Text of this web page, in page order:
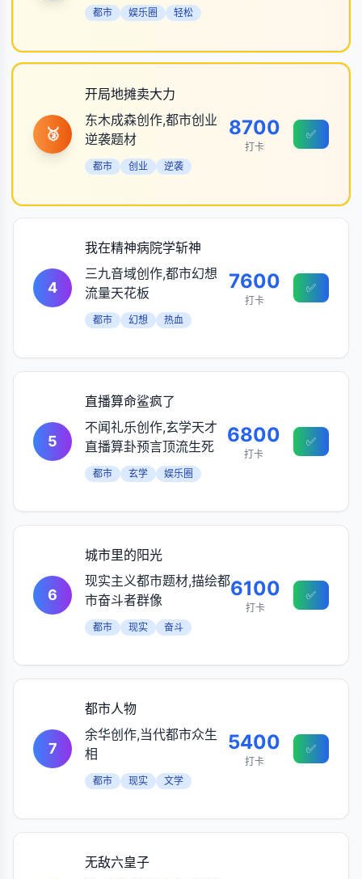
都市 娱乐圈 轻松
🥉
开局地摊卖大力
东木成森创作,都市创业
逆袭题材
都市 创业 逆袭
8700
打卡
✅
4
我在精神病院学斩神
三九音域创作,都市幻想
流量天花板
都市 幻想 热血
7600
打卡
✅
5
直播算命鲨疯了
不闻礼乐创作,玄学天才
直播算卦预言顶流生死
都市 玄学 娱乐圈
6800
打卡
✅
6
城市里的阳光
现实主义都市题材,描绘都
市奋斗者群像
都市 现实 奋斗
6100
打卡
✅
7
都市人物
余华创作,当代都市众生
相
都市 现实 文学
5400
打卡
✅
无敌六皇子